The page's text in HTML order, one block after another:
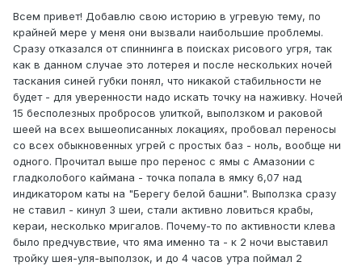
Всем привет! Добавлю свою историю в угревую тему, по
крайней мере у меня они вызвали наибольшие проблемы.
Сразу отказался от спиннинга в поисках рисового угря, так
как в данном случае это лотерея и после нескольких ночей
таскания синей губки понял, что никакой стабильности не
будет - для уверенности надо искать точку на наживку. Ночей
15 бесполезных пробросов улиткой, выползком и раковой
шеей на всех вышеописанных локациях, пробовал переносы
со всех обыкновенных угрей с простых баз - ноль, вообще ни
одного. Прочитал выше про перенос с ямы с Амазонии с
гладколобого каймана - точка попала в ямку 6,07 над
индикатором каты на "Берегу белой башни". Выползка сразу
не ставил - кинул 3 шеи, стали активно ловиться крабы,
кераи, несколько мригалов. Почему-то по активности клева
было предчувствие, что яма именно та - к 2 ночи выставил
тройку шея-уля-выползок, и до 4 часов утра поймал 2